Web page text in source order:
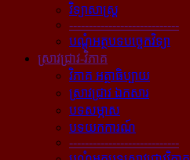
វិទ្យាសាស្ត្រ
----------------------------
បណ្ដុំអត្ថបទបច្ចេកវិទ្យា
ស្រាវជ្រាវ-វិភាគ
វិភាគ អត្ថាធិប្បាយ
ស្រាវជ្រាវ ឯកសារ
បទសម្ភាស
បទយកការណ៍
----------------------------